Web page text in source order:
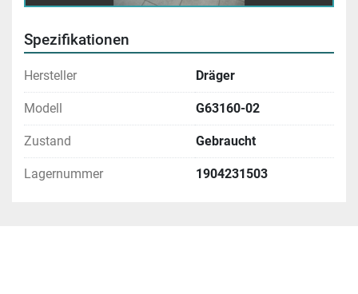
Spezifikationen
Hersteller Dräger
Modell G63160-02
Zustand Gebraucht
Lagernummer 1904231503